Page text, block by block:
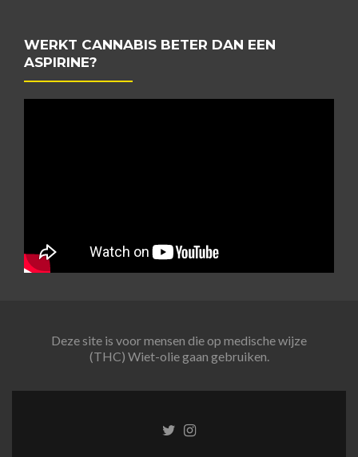
WERKT CANNABIS BETER DAN EEN
ASPIRINE?
Deze site is voor mensen die op medische wijze
(THC) Wiet-olie gaan gebruiken.
TwitterInstagram